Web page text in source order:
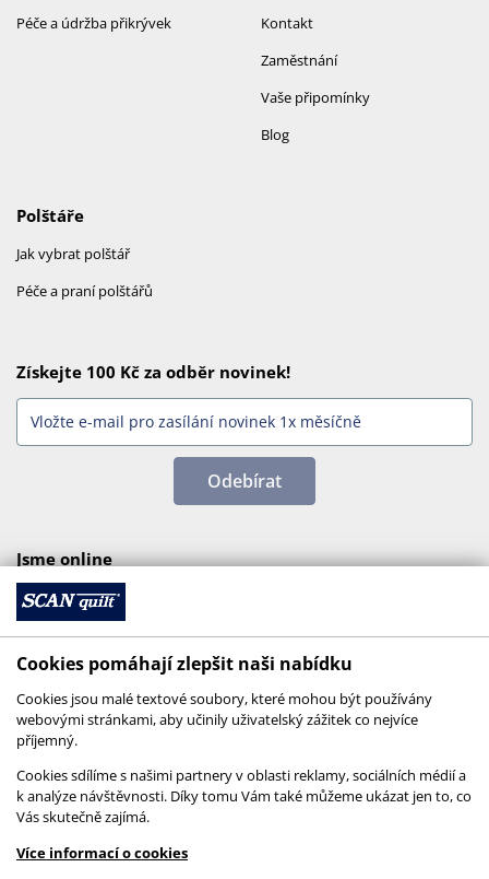
Kontakt
Zaměstnání
Vaše připomínky
Blog
Péče a údržba přikrývek
Polštáře
Jak vybrat polštář
Péče a praní polštářů
Získejte 100 Kč za odběr novinek!
Odebírat
Jsme online
© 2026 SCANquilt - všechna práva vyhrazena
This site is protected by reCAPTCHA and the
Cookies pomáhají zlepšit naši nabídku
Cookies jsou malé textové soubory, které mohou být používány
webovými stránkami, aby učinily uživatelský zážitek co nejvíce
příjemný.
Cookies sdílíme s našimi partnery v oblasti reklamy, sociálních médií a
k analýze návštěvnosti. Díky tomu Vám také můžeme ukázat jen to, co
Vás skutečně zajímá.
Více informací o cookies